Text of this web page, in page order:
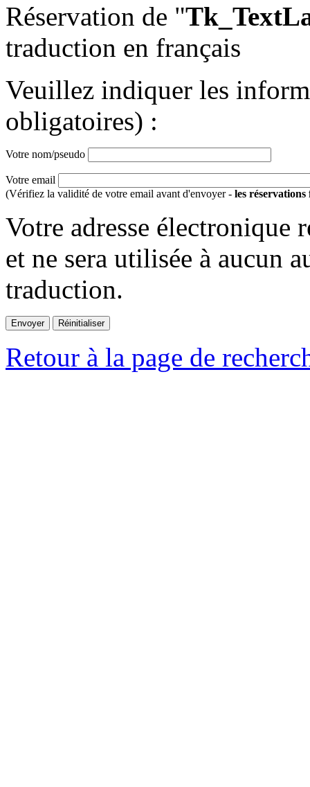
Réservation de "
traduction en français
Veuillez indiquer les
obligatoires) :
Votre nom/pseudo
Votre email
(Vérifiez la validité de votre email avant d'envoyer - les réservations
Votre adresse électronique
et ne sera utilisée à aucun
traduction.
Retour à la page de